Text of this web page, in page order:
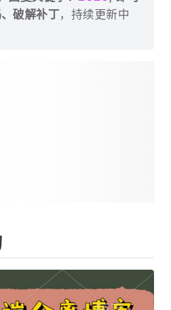
公众号二维码，或者关注